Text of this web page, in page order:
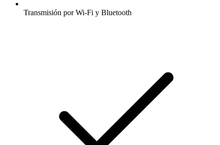
Transmisión por Wi-Fi y Bluetooth